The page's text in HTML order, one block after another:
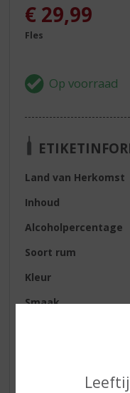
€ 29,99
Fles
Land van Herkomst
Inhoud
Alcoholpercentage
Soort rum
Kleur
Smaak
Reviews